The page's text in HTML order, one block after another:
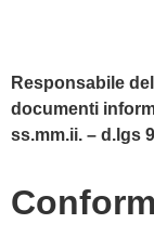
Responsabile
documenti
ss.mm.ii. – d.lgs